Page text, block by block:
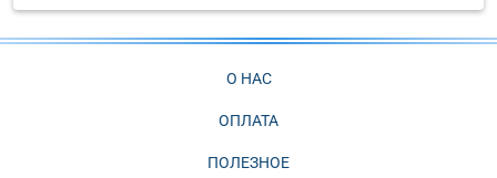
О НАС
ОПЛАТА
ПОЛЕЗНОЕ